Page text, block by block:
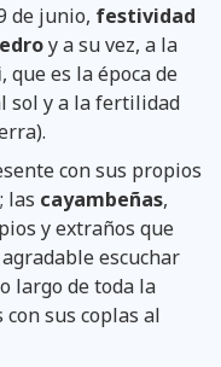
de junio, festividad
y a su vez, a la
, que es la época de
sol y a la fertilidad
con sus propios
las cayambeñas,
y extraños que
escuchar
largo de toda la
sus coplas al